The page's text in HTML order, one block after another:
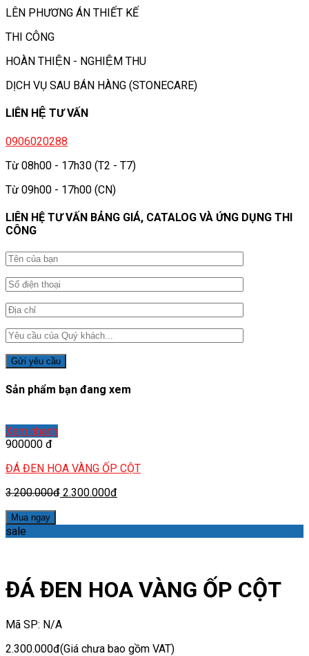
LÊN PHƯƠNG ÁN THIẾT KẾ
THI CÔNG
HOÀN THIỆN - NGHIỆM THU
DỊCH VỤ SAU BÁN HÀNG (STONECARE)
LIÊN HỆ TƯ VẤN
0906020288
Từ 08h00 - 17h30 (T2 - T7)
Từ 09h00 - 17h00 (CN)
LIÊN HỆ TƯ VẤN BẢNG GIÁ, CATALOG VÀ ỨNG DỤNG THI
CÔNG
Sản phẩm bạn đang xem
Xem nhanh
900000 đ
ĐÁ ĐEN HOA VÀNG ỐP CỘT
3.200.000đ 2.300.000đ
Mua ngay
sale
ĐÁ ĐEN HOA VÀNG ỐP CỘT
Mã SP: N/A
2.300.000đ(Giá chưa bao gồm VAT)